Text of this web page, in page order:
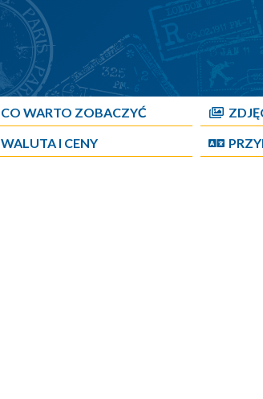
CO WARTO ZOBACZYĆ
WALUTA I CENY